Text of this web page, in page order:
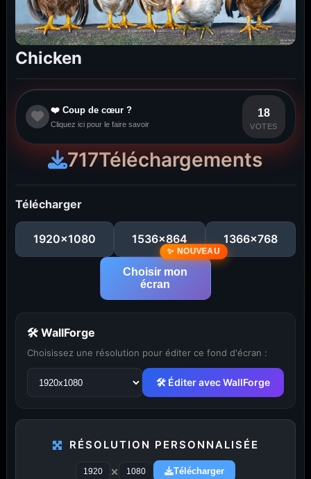
1 2 3 4 5 ... 29
Publicité désactivée (cookies refusés)
Chicken
❤️ Coup de cœur ?
Cliquez ici pour le faire savoir
18
VOTES
717Téléchargements
Télécharger
1920x1080 1536x864 1366x768
Choisir mon
écran
🛠 WallForge
Choisissez une résolution pour éditer ce fond d'écran :
🛠 Éditer avec WallForge
RÉSOLUTION PERSONNALISÉE
× Télécharger